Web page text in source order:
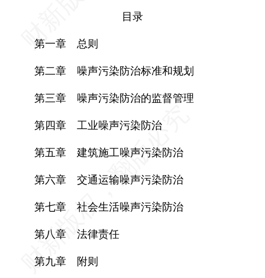
目录
第一章 总则
第二章 噪声污染防治标准和规划
第三章 噪声污染防治的监督管理
第四章 工业噪声污染防治
第五章 建筑施工噪声污染防治
第六章 交通运输噪声污染防治
第七章 社会生活噪声污染防治
第八章 法律责任
第九章 附则